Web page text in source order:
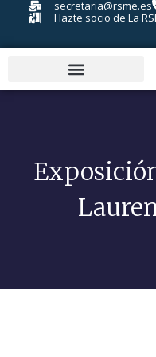
secretaria@rsme.es
Hazte socio de La